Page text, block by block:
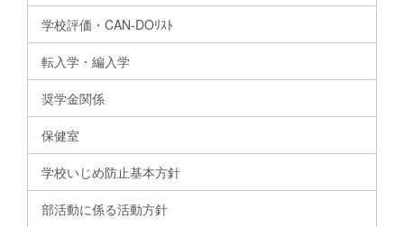
学校評価・CAN-DOﾘｽﾄ
転入学・編入学
奨学金関係
保健室
学校いじめ防止基本方針
部活動に係る活動方針